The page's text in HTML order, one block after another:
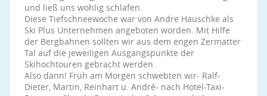
und ließ uns wohlig schlafen.
Diese Tiefschneewoche war von Andre Hauschke als
Ski Plus Unternehmen angeboten worden. Mit Hilfe
der Bergbahnen sollten wir aus dem engen Zermatter
Tal auf die jeweiligen Ausgangspunkte der
Skihochtouren gebracht werden.
Also dann! Früh am Morgen schwebten wir- Ralf-
Dieter, Martin, Reinhart u. André- nach Hotel-Taxi-